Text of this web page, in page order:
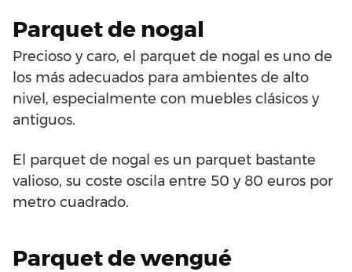
Parquet de nogal
Precioso y caro, el parquet de nogal es uno de
los más adecuados para ambientes de alto
nivel, especialmente con muebles clásicos y
antiguos.
El parquet de nogal es un parquet bastante
valioso, su coste oscila entre 50 y 80 euros por
metro cuadrado.
Parquet de wengué